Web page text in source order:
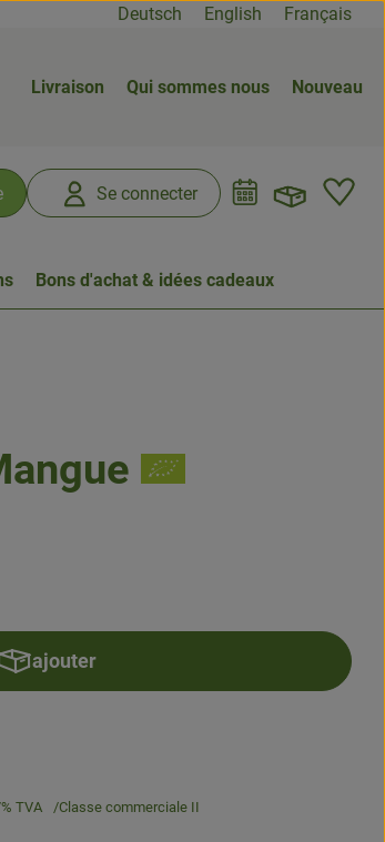
Deutsch English Français
Livraison Qui sommes nous Nouveau
Se connecter
Bons d'achat & idées cadeaux
ajouter
Ajouter le produit au panier
TVA Classe commerciale II